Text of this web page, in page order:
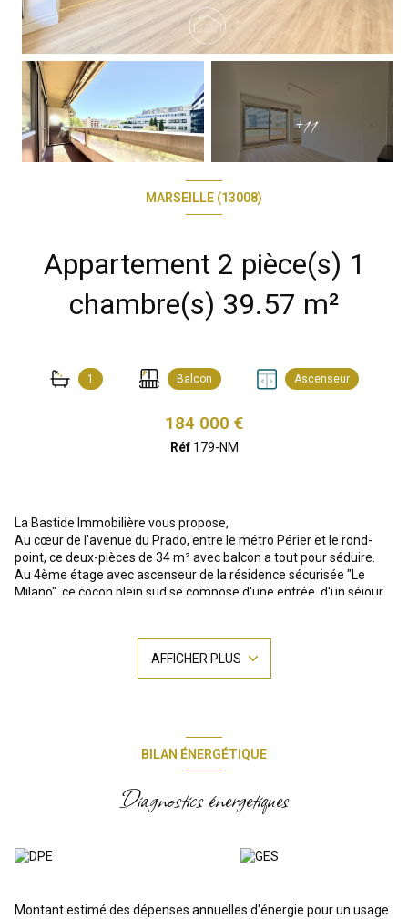
+11
MARSEILLE (13008)
Appartement 2 pièce(s) 1
chambre(s) 39.57 m²
1 Balcon Ascenseur
184 000 €
Réf 179-NM
La Bastide Immobilière vous propose,
Au cœur de l'avenue du Prado, entre le métro Périer et le rond-
point, ce deux-pièces de 34 m² avec balcon a tout pour séduire.
Au 4ème étage avec ascenseur de la résidence sécurisée "Le
Milano", ce cocon plein sud se compose d'une entrée, d'un séjour
sur la verdure environnante. La salle d'eau est équipée d'une
douche à l'italienne, d'un toilette et de branchements pour
machine à laver. Chauffage, eau froide et eau chaude inclus dans
personne seule, ou un pied-à-terre calme, à deux pas de
l'effervescence du Prado. La résidence séduit par son cadre
rapide aux transports.
Pour plus d’informations contactez Nayawaro MENDY (EI), agent
immatriculée au RSAC de Marseille sous le n° 929 590 495, se
naya@labastideimmobiliere.com
AFFICHER PLUS
BILAN ÉNERGÉTIQUE
Diagnostics énergetiques
Montant estimé des dépenses annuelles d'énergie pour un usage